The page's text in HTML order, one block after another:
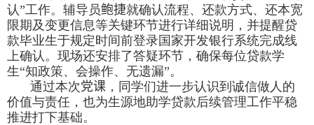
认”工作。辅导员鲍捷就确认流程、还款方式、还本宽
限期及变更信息等关键环节进行详细说明，并提醒贷
款毕业生于规定时间前登录国家开发银行系统完成线
上确认。现场还安排了答疑环节，确保每位贷款学
生“知政策、会操作、无遗漏”。
通过本次党课 ，同学们进一步认识到诚信做人的
价值与责任，也为生源地助学贷款后续管理工作平稳
推进打下基础。